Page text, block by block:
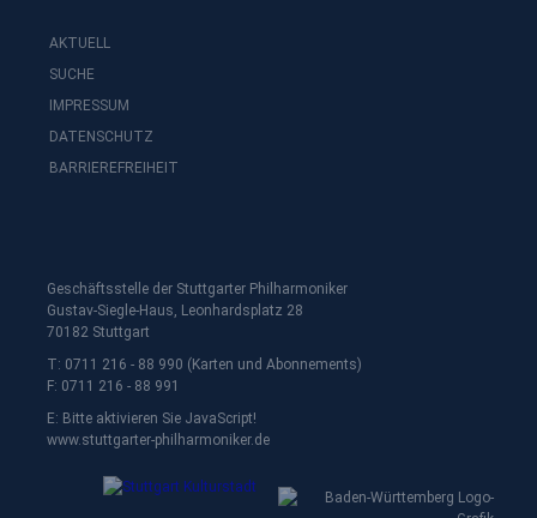
AKTUELL
SUCHE
IMPRESSUM
DATENSCHUTZ
BARRIEREFREIHEIT
Geschäftsstelle der Stuttgarter Philharmoniker
Gustav-Siegle-Haus, Leonhardsplatz 28
70182 Stuttgart
T: 0711 216 - 88 990 (Karten und Abonnements)
F: 0711 216 - 88 991
E: Bitte aktivieren Sie JavaScript!
www.stuttgarter-philharmoniker.de